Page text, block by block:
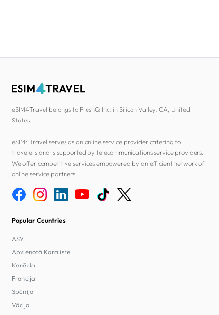
eSIM4Travel belongs to FreshQ Inc. in Silicon Valley, CA, United
States.
eSIM4Travel serves as an online service provider catering to
travelers and is supported by telecommunications service providers.
We offer competitive services empowered by an efficient network of
online service partners.
Popular Countries
ASV
Apvienotā Karaliste
Kanāda
Francija
Spānija
Vācija